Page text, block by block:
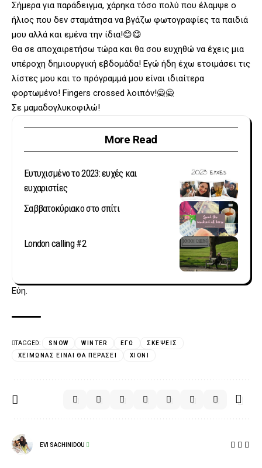
Σήμερα για παράδειγμα, χάρηκα τόσο πολύ που έλαμψε ο
ήλιος που δεν σταμάτησα να βγάζω φωτογραφίες τα παιδιά
μου αλλά και εμένα την ίδια!😊😋
Θα σε αποχαιρετήσω τώρα και θα σου ευχηθώ να έχεις μια
υπέροχη δημιουργική εβδομάδα! Εγώ ήδη έχω ετοιμάσει τις
λίστες μου και το πρόγραμμά μου είναι ιδιαίτερα
φορτωμένο! Fingers crossed λοιπόν!🙅🙅
Σε μαμαδογλυκοφιλώ!
More Read
Ευτυχισμένο το 2023: ευχές και
ευχαριστίες
Σαββατοκύριακο στο σπίτι
London calling #2
Εύη.
TAGGED: SNOW WINTER ΕΓΏ
ΣΚΈΨΕΙΣ
ΧΕΙΜΏΝΑΣ ΕΊΝΑΙ ΘΑ ΠΕΡΆΣΕΙ
ΧΙΌΝΙ
EVI SACHINIDOU